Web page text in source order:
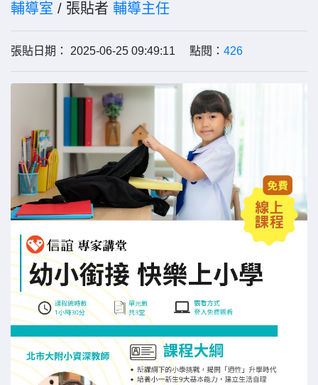
輔導室 / 張貼者 輔導主任
張貼日期： 2025-06-25 09:49:11 點閱： 426